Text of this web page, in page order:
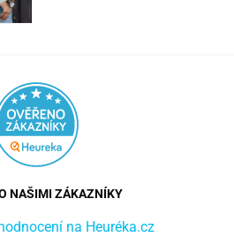
NAŠIMI ZÁKAZNÍKY
na Heuréka.cz